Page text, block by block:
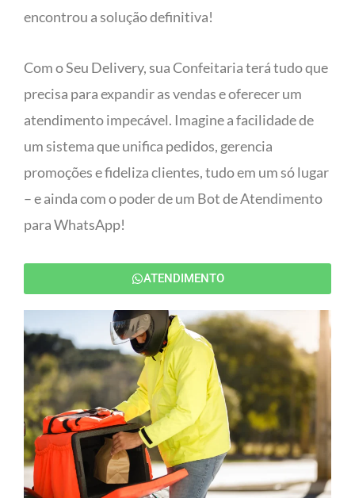
encontrou a solução definitiva!
Com o Seu Delivery, sua Confeitaria terá tudo que
precisa para expandir as vendas e oferecer um
atendimento impecável. Imagine a facilidade de
um sistema que unifica pedidos, gerencia
promoções e fideliza clientes, tudo em um só lugar
– e ainda com o poder de um Bot de Atendimento
para WhatsApp!
ATENDIMENTO